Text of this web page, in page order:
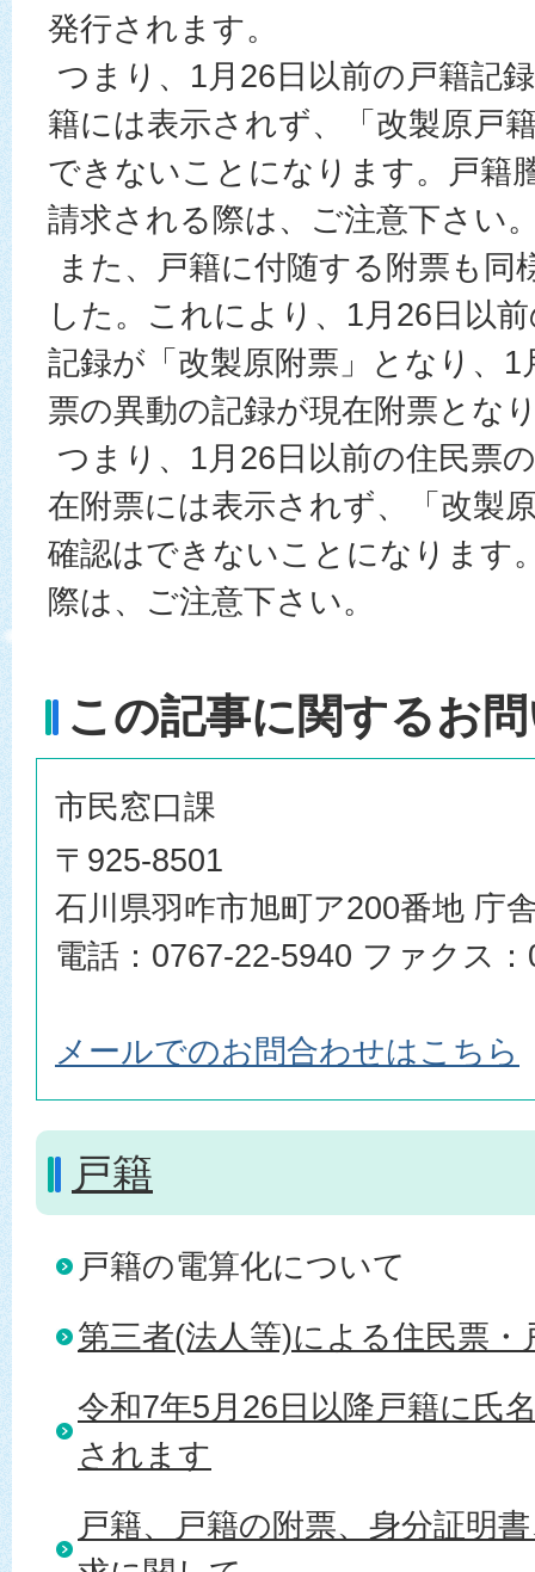
発行されます。
つまり、1月26日以前の戸籍記
籍には表示されず、「改製原戸
できないことになります。戸籍
請求される際は、ご注意下さい
また、戸籍に付随する附票も同
した。これにより、1月26日以
記録が「改製原附票」となり、1
票の異動の記録が現在附票とな
つまり、1月26日以前の住民票
在附票には表示されず、「改製
確認はできないことになります
際は、ご注意下さい。
この記事に関するお
市民窓口課
〒925-8501
石川県羽咋市旭町ア200番地 庁
電話：0767-22-5940 ファクス
メールでのお問合わせはこちら
戸籍
戸籍の電算化について
第三者(法人等)による住民票・
令和7年5月26日以降戸籍に氏
されます
戸籍、戸籍の附票、身分証明